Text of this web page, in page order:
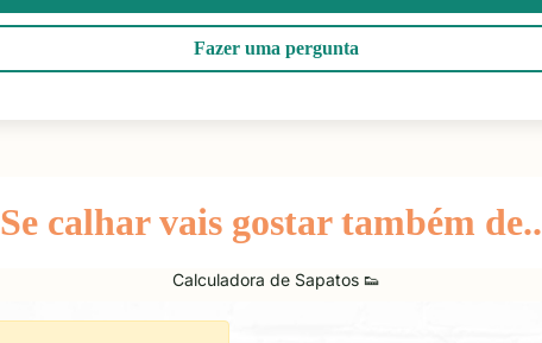
Calculadora de Sapatos 👟
Fazer uma pergunta
Se calhar vais gostar também